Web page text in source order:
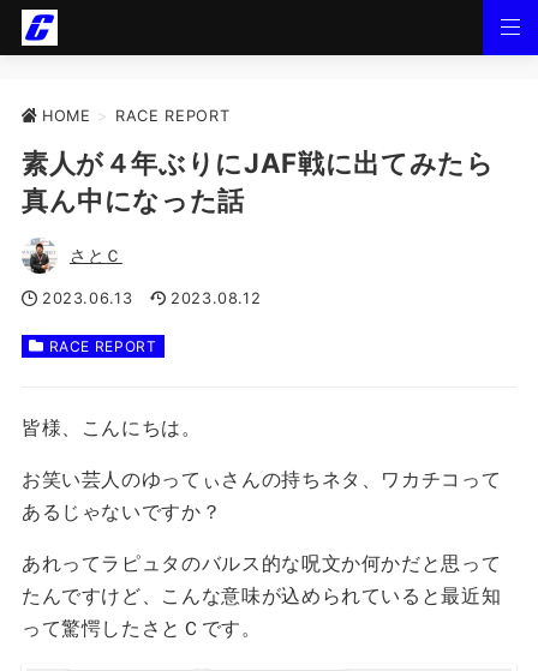
HOME > RACE REPORT
素人が４年ぶりにJAF戦に出てみたら
真ん中になった話
さとＣ
2023.06.13 2023.08.12
RACE REPORT
皆様、こんにちは。
お笑い芸人のゆってぃさんの持ちネタ、ワカチコって
あるじゃないですか？
あれってラピュタのバルス的な呪文か何かだと思って
たんですけど、こんな意味が込められていると最近知
って驚愕したさとＣです。